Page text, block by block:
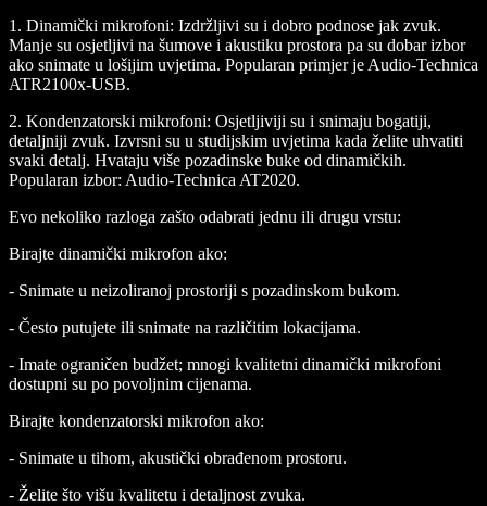
1. Dinamički mikrofoni: Izdržljivi su i dobro podnose jak zvuk.
Manje su osjetljivi na šumove i akustiku prostora pa su dobar izbor
ako snimate u lošijim uvjetima. Popularan primjer je Audio-Technica
ATR2100x-USB.
2. Kondenzatorski mikrofoni: Osjetljiviji su i snimaju bogatiji,
detaljniji zvuk. Izvrsni su u studijskim uvjetima kada želite uhvatiti
svaki detalj. Hvataju više pozadinske buke od dinamičkih.
Popularan izbor: Audio-Technica AT2020.
Evo nekoliko razloga zašto odabrati jednu ili drugu vrstu:
Birajte dinamički mikrofon ako:
- Snimate u neizoliranoj prostoriji s pozadinskom bukom.
- Često putujete ili snimate na različitim lokacijama.
- Imate ograničen budžet; mnogi kvalitetni dinamički mikrofoni
dostupni su po povoljnim cijenama.
Birajte kondenzatorski mikrofon ako:
- Snimate u tihom, akustički obrađenom prostoru.
- Želite što višu kvalitetu i detaljnost zvuka.